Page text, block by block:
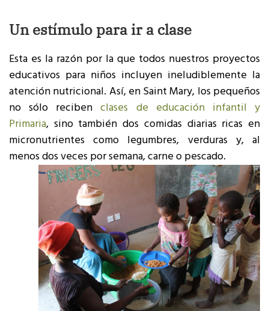
Un estímulo para ir a clase
Esta es la razón por la que todos nuestros proyectos
educativos para niños incluyen ineludiblemente la
atención nutricional. Así, en Saint Mary, los pequeños
no sólo recibenclases de educación infantil y
Primaria, sino también dos comidas diarias ricas en
micronutrientes como legumbres, verduras y, al
menos dos veces por semana, carne o pescado.